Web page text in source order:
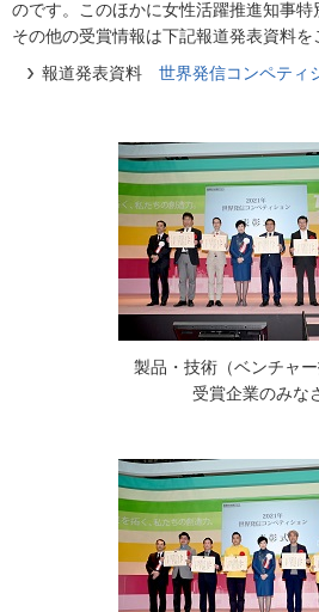
のです。このほかに女性活躍推進知事特
その他の受賞情報は下記報道発表資料を
報道発表資料世界発信コンペティ
製品・技術（ベンチャ
受賞企業のみな